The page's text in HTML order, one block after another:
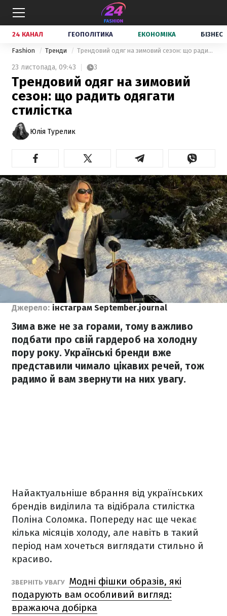
24 КАНАЛ ГЕОПОЛІТИКА ЕКОНОМІКА БІЗНЕС
Fashion Тренди Трендовий одяг на зимовий сезон: що радить одягати стилістка
23 листопада, 09:43 3
Трендовий одяг на зимовий
сезон: що радить одягати
стилістка
Юлія Турелик
Джерело: інстаграм September.journal
Зима вже не за горами, тому важливо
подбати про свій гардероб на холодну
пору року. Українські бренди вже
представили чимало цікавих речей, тож
радимо й вам звернути на них увагу.
Найактуальніше вбрання від українських
брендів виділила та відібрала стилістка
Поліна Соломка. Попереду нас ще чекає
кілька місяців холоду, але навіть в такий
період нам хочеться виглядати стильно й
красиво.
ЗВЕРНІТЬ УВАГУ Модні фішки образів, які
подарують вам особливий вигляд:
вражаюча добірка